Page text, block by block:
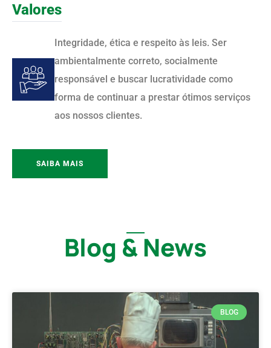
Valores
Integridade, ética e respeito às leis. Ser
ambientalmente correto, socialmente
responsável e buscar lucratividade como
forma de continuar a prestar ótimos serviços
aos nossos clientes.
SAIBA MAIS
Blog & News
BLOG